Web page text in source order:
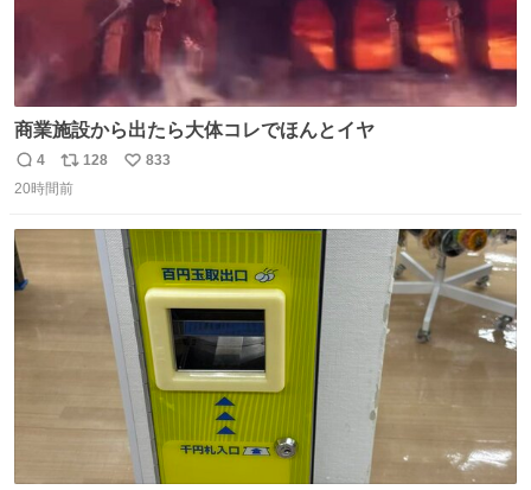
商業施設から出たら大体コレでほんとイヤ
返
信
4
リ
ポ
数
128
い
数
833
20時間前